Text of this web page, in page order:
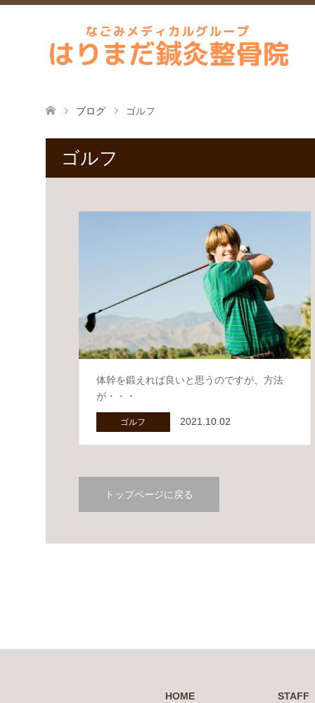
ブログ ゴルフ
ゴルフ
体幹を鍛えれば良いと思うのですが、方法
が・・・
ゴルフ 2021.10.02
トップページに戻る
HOME STAFF